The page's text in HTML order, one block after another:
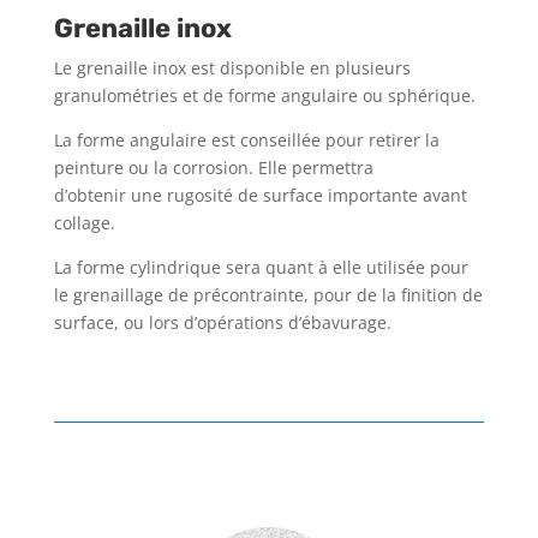
Grenaille inox
Le grenaille inox est disponible en plusieurs
granulométries et de forme angulaire ou sphérique.
La forme angulaire est conseillée pour retirer la
peinture ou la corrosion. Elle permettra
d’obtenir une rugosité de surface importante avant
collage.
La forme cylindrique sera quant à elle utilisée pour
le grenaillage de précontrainte, pour de la finition de
surface, ou lors d’opérations d’ébavurage.